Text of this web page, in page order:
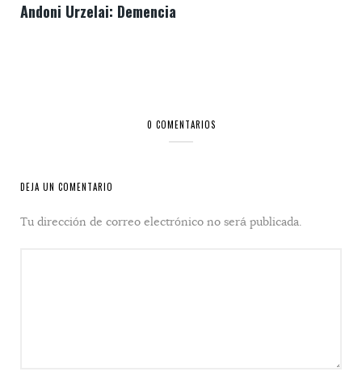
Andoni Urzelai: Demencia
0 COMENTARIOS
DEJA UN COMENTARIO
Tu dirección de correo electrónico no será publicada.